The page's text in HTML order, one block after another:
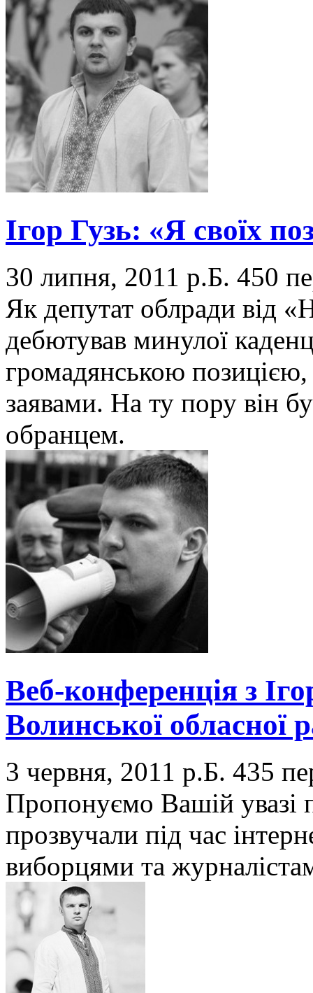
Ігор Гузь: «Я своїх
30 липня, 2011 р.Б. 450
Як депутат облради від
дебютував минулої
громадянською
заявами. На ту пору він
обранцем.
Веб-конференція з
Волинської обласної
3 червня, 2011 р.Б. 435
Пропонуємо Вашій увазі
прозвучали під час
виборцями та